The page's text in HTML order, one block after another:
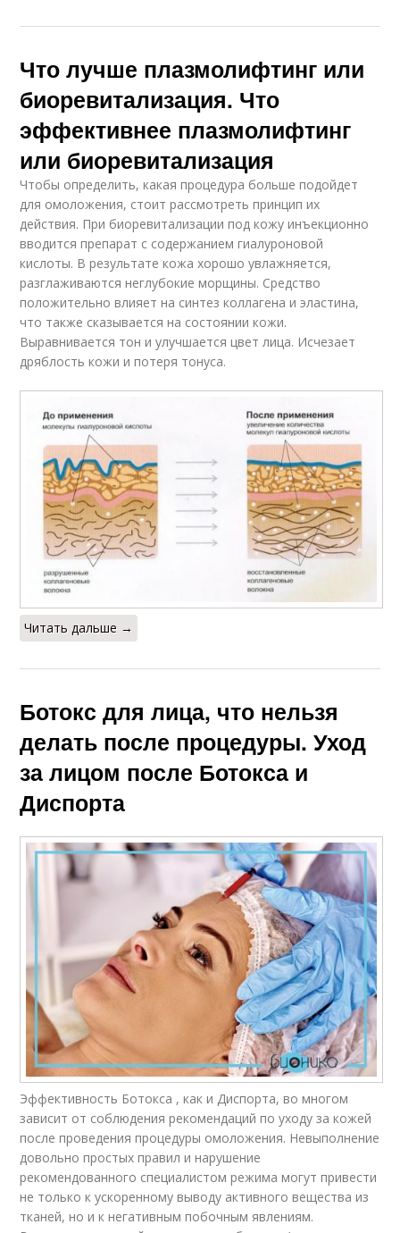
Что лучше плазмолифтинг или
биоревитализация. Что
эффективнее плазмолифтинг
или биоревитализация
Чтобы определить, какая процедура больше подойдет
для омоложения, стоит рассмотреть принцип их
действия. При биоревитализации под кожу инъекционно
вводится препарат с содержанием гиалуроновой
кислоты. В результате кожа хорошо увлажняется,
разглаживаются неглубокие морщины. Средство
положительно влияет на синтез коллагена и эластина,
что также сказывается на состоянии кожи.
Выравнивается тон и улучшается цвет лица. Исчезает
дряблость кожи и потеря тонуса.
Читать дальше →
Ботокс для лица, что нельзя
делать после процедуры. Уход
за лицом после Ботокса и
Диспорта
Эффективность Ботокса , как и Диспорта, во многом
зависит от соблюдения рекомендаций по уходу за кожей
после проведения процедуры омоложения. Невыполнение
довольно простых правил и нарушение
рекомендованного специалистом режима могут привести
не только к ускоренному выводу активного вещества из
тканей, но и к негативным побочным явлениям.